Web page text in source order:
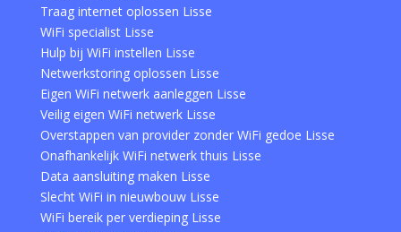
Traag internet oplossen Lisse
WiFi specialist Lisse
Hulp bij WiFi instellen Lisse
Netwerkstoring oplossen Lisse
Eigen WiFi netwerk aanleggen Lisse
Veilig eigen WiFi netwerk Lisse
Overstappen van provider zonder WiFi gedoe Lisse
Onafhankelijk WiFi netwerk thuis Lisse
Data aansluiting maken Lisse
Slecht WiFi in nieuwbouw Lisse
WiFi bereik per verdieping Lisse